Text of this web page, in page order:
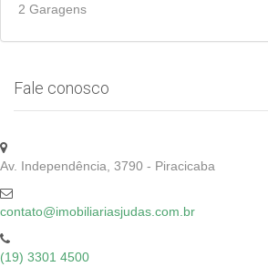
2 Garagens
Fale conosco
Av. Independência, 3790 - Piracicaba
contato@imobiliariasjudas.com.br
(19) 3301 4500